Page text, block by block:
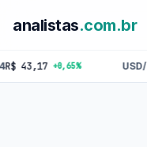
analistas.com.br
+0,65% USD/BRL